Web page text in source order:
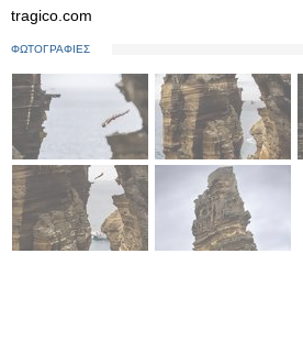
tragico.com
ΦΩΤΟΓΡΑΦΙΕΣ